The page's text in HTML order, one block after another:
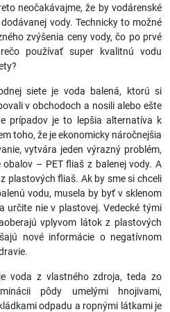
neočakávajme, že by vodárenské
vody. Technicky to možné
zvýšenia ceny vody, čo po prvé
používať super kvalitnú vodu
siete je voda balená, ktorú si
v obchodoch a nosili alebo ešte
prípadov je to lepšia alternatíva k
toho, že je ekonomicky náročnejšia
vytvára jeden výrazný problém,
– PET fliaš z balenej vody. A
plastových fliaš. Ak by sme si chceli
vodu, musela by byť v sklenom
určite nie v plastovej. Vedecké tými
vplyvom látok z plastových
nové informácie o negatívnom
voda z vlastného zdroja, teda zo
pôdy umelými hnojivami,
odpadu a ropnými látkami je